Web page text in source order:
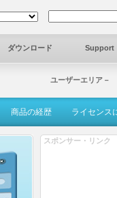
ダウンロード Support
ユーザーエリア－
商品の経歴 ライセンス
スポンサー・リンク